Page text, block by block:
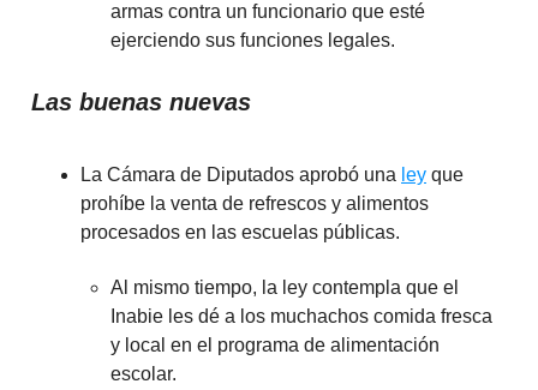
armas contra un funcionario que esté
ejerciendo sus funciones legales.
Las buenas nuevas
La Cámara de Diputados aprobó una ley que
prohíbe la venta de refrescos y alimentos
procesados en las escuelas públicas.
Al mismo tiempo, la ley contempla que el
Inabie les dé a los muchachos comida fresca
y local en el programa de alimentación
escolar.